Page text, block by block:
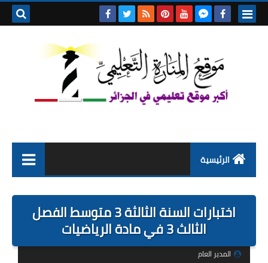
الرئيسية
التربية التحضيرية
السنة الاولى ابتدائي
اختبارات السنة الثالثة 3 متوسط الفصل
الثالث 3 في مادة الرياضيات
المدير العام